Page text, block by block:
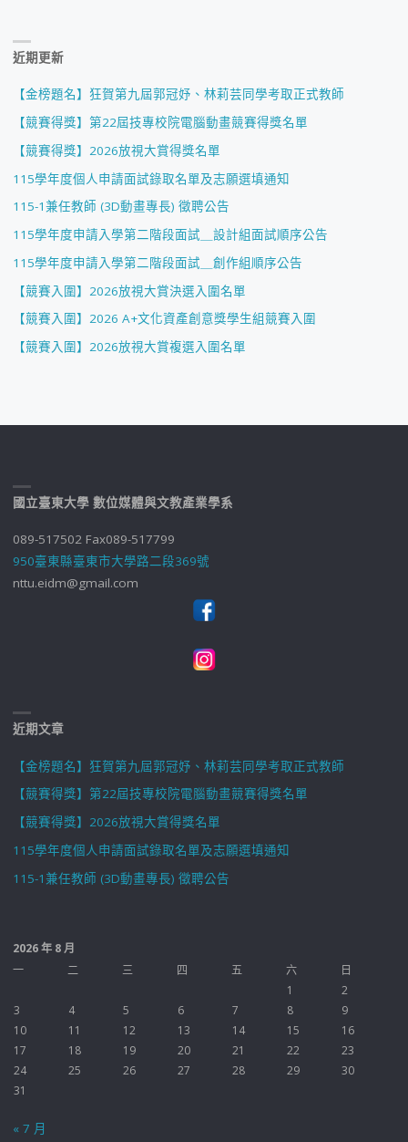
近期更新
【金榜題名】狂賀第九屆郭冠妤、林莉芸同學考取正式教師
【競賽得獎】第22屆技專校院電腦動畫競賽得獎名單
【競賽得獎】2026放視大賞得獎名單
115學年度個人申請面試錄取名單及志願選填通知
115-1兼任教師 (3D動畫專長) 徵聘公告
115學年度申請入學第二階段面試＿設計組面試順序公告
115學年度申請入學第二階段面試＿創作組順序公告
【競賽入圍】2026放視大賞決選入圍名單
【競賽入圍】2026 A+文化資產創意獎學生組競賽入圍
【競賽入圍】2026放視大賞複選入圍名單
國立臺東大學 數位媒體與文教產業學系
089-517502 Fax089-517799
950臺東縣臺東市大學路二段369號
nttu.eidm@gmail.com
近期文章
【金榜題名】狂賀第九屆郭冠妤、林莉芸同學考取正式教師
【競賽得獎】第22屆技專校院電腦動畫競賽得獎名單
【競賽得獎】2026放視大賞得獎名單
115學年度個人申請面試錄取名單及志願選填通知
115-1兼任教師 (3D動畫專長) 徵聘公告
2026 年 8 月
一
二 三 四 五 六
日
1
2
3
4 5 6 7 8
9
10
11 12 13 14 15
16
17
18 19 20 21 22
23
24
25 26 27 28 29
30
31
« 7 月